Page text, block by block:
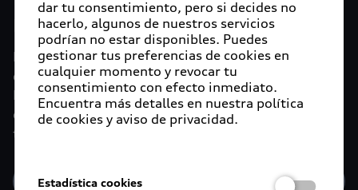
llega a México
La marca de los cuatro aros lanza el primer modelo
de producción construido sobre la Plataforma
Eléctrica Premium (PPE), el nuevo Audi Q6 e-tron el
cual representa el lema de Audi “Liderazgo por
tecnología” en su máxima expresión.
dar tu consentimiento, pero si decides no
hacerlo, algunos de nuestros servicios
podrían no estar disponibles. Puedes
gestionar tus preferencias de cookies en
cualquier momento y revocar tu
consentimiento con efecto inmediato.
Encuentra más detalles en nuestra política
de cookies y aviso de privacidad.
Estadística cookies